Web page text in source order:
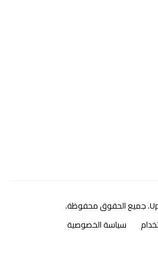
سياسة الخصوصية